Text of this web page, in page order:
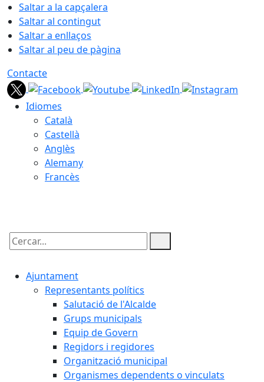
Saltar a la capçalera
Saltar al contingut
Saltar a enllaços
Saltar al peu de pàgina
Contacte
Idiomes
Català
Castellà
Anglès
Alemany
Francès
Cercar:
Ajuntament
Representants polítics
Salutació de l'Alcalde
Grups municipals
Equip de Govern
Regidors i regidores
Organització municipal
Organismes dependents o vinculats